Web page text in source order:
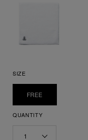
SIZE
FREE
QUANTITY
1